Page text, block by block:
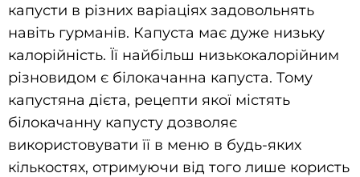
капусти в різних варіаціях задовольнять
навіть гурманів. Капуста має дуже низьку
калорійність. Її найбільш низькокалорійним
різновидом є білокачанна капуста. Тому
капустяна дієта, рецепти якої містять
білокачанну капусту дозволяє
використовувати її в меню в будь-яких
кількостях, отримуючи від того лише користь